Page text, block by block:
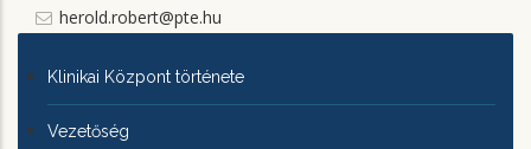
herold.robert@pte.hu
KLINIKAI
KÖZPONTRÓL
Klinikai Központ története
Vezetőség